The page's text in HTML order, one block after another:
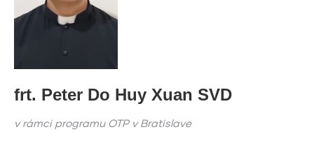
frt. Peter Do Huy Xuan SVD
v rámci programu OTP v Bratislave